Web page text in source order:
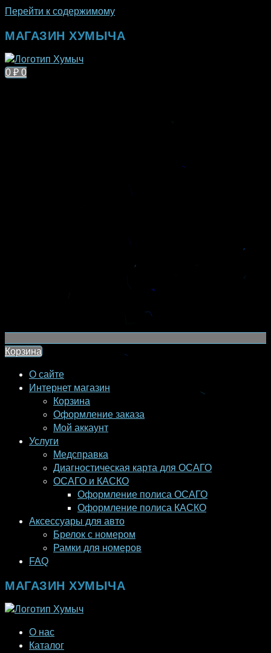
Перейти к содержимому
МАГАЗИН ХУМЫЧА
0 ₽ 0
Корзина
О сайте
Интернет магазин
Корзина
Оформление заказа
Мой аккаунт
Услуги
Медсправка
Диагностическая карта для ОСАГО
ОСАГО и КАСКО
Оформление полиса ОСАГО
Оформление полиса КАСКО
Аксессуары для авто
Брелок с номером
Рамки для номеров
FAQ
МАГАЗИН ХУМЫЧА
О нас
Каталог